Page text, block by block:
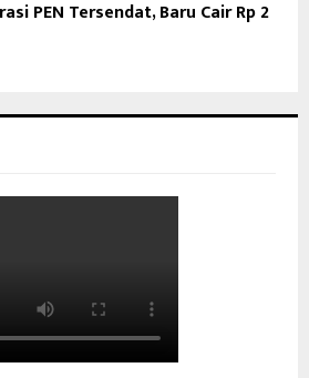
PEN Tersendat, Baru Cair Rp 2